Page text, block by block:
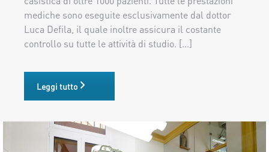
mediche sono eseguite esclusivamente dal dottor
Luca Defila, il quale inoltre assicura il costante
controllo su tutte le attività di studio. […]
Leggi tutto